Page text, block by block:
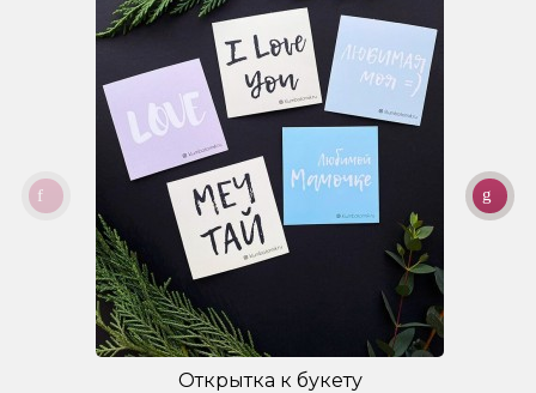
Открытка к букету